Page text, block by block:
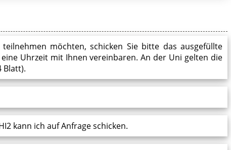
möchten, schicken Sie bitte das ausgefüllte
Uhrzeit mit Ihnen vereinbaren. An der Uni gelten die
Blatt).
kann ich auf Anfrage schicken.